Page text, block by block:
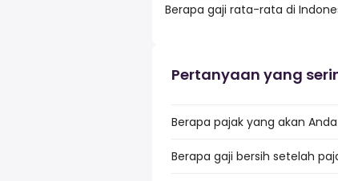
Berapa gaji rata-rata di
Pertanyaan yang
Berapa pajak yang akan
Berapa gaji bersih setelah